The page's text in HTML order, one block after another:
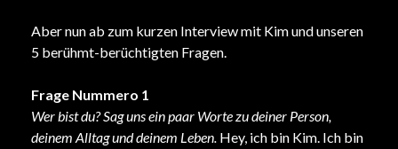
Aber nun ab zum kurzen Interview mit Kim und unseren
5 berühmt-berüchtigten Fragen.
Frage Nummero 1
Wer bist du? Sag uns ein paar Worte zu deiner Person,
deinem Alltag und deinem Leben. Hey, ich bin Kim. Ich bin